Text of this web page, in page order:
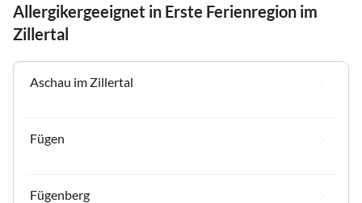
Allergikergeeignet in Erste Ferienregion im
Zillertal
Aschau im Zillertal
Fügen
Fügenberg